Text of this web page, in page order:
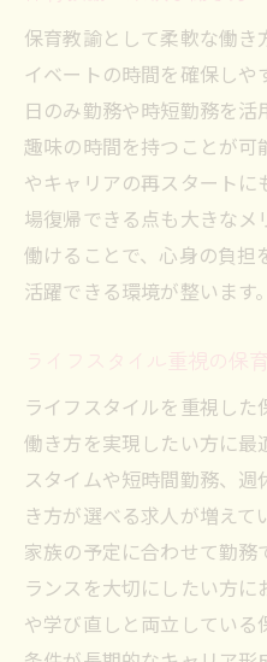
保育教諭として柔軟な働
イベートの時間を確保し
日のみ勤務や時短勤務を活
趣味の時間を持つことが可
やキャリアの再スタート
場復帰できる点も大きなメ
働けることで、心身の負担
活躍できる環境が整います。
ライフスタイル重視の保
ライフスタイルを重視し
働き方を実現したい方に最
スタイムや短時間勤務、
き方が選べる求人が増え
家族の予定に合わせて勤
ランスを大切にしたい方
や学び直しと両立してい